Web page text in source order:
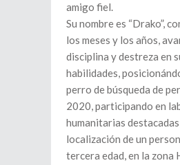
amigo fiel.
Su nombre es “Drako”,
los meses y los años,
disciplina y destreza en
habilidades,
perro de búsqueda de
2020, participando en
humanitarias
localización de un
tercera edad, en la zona